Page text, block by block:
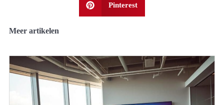
Pinterest
Meer artikelen